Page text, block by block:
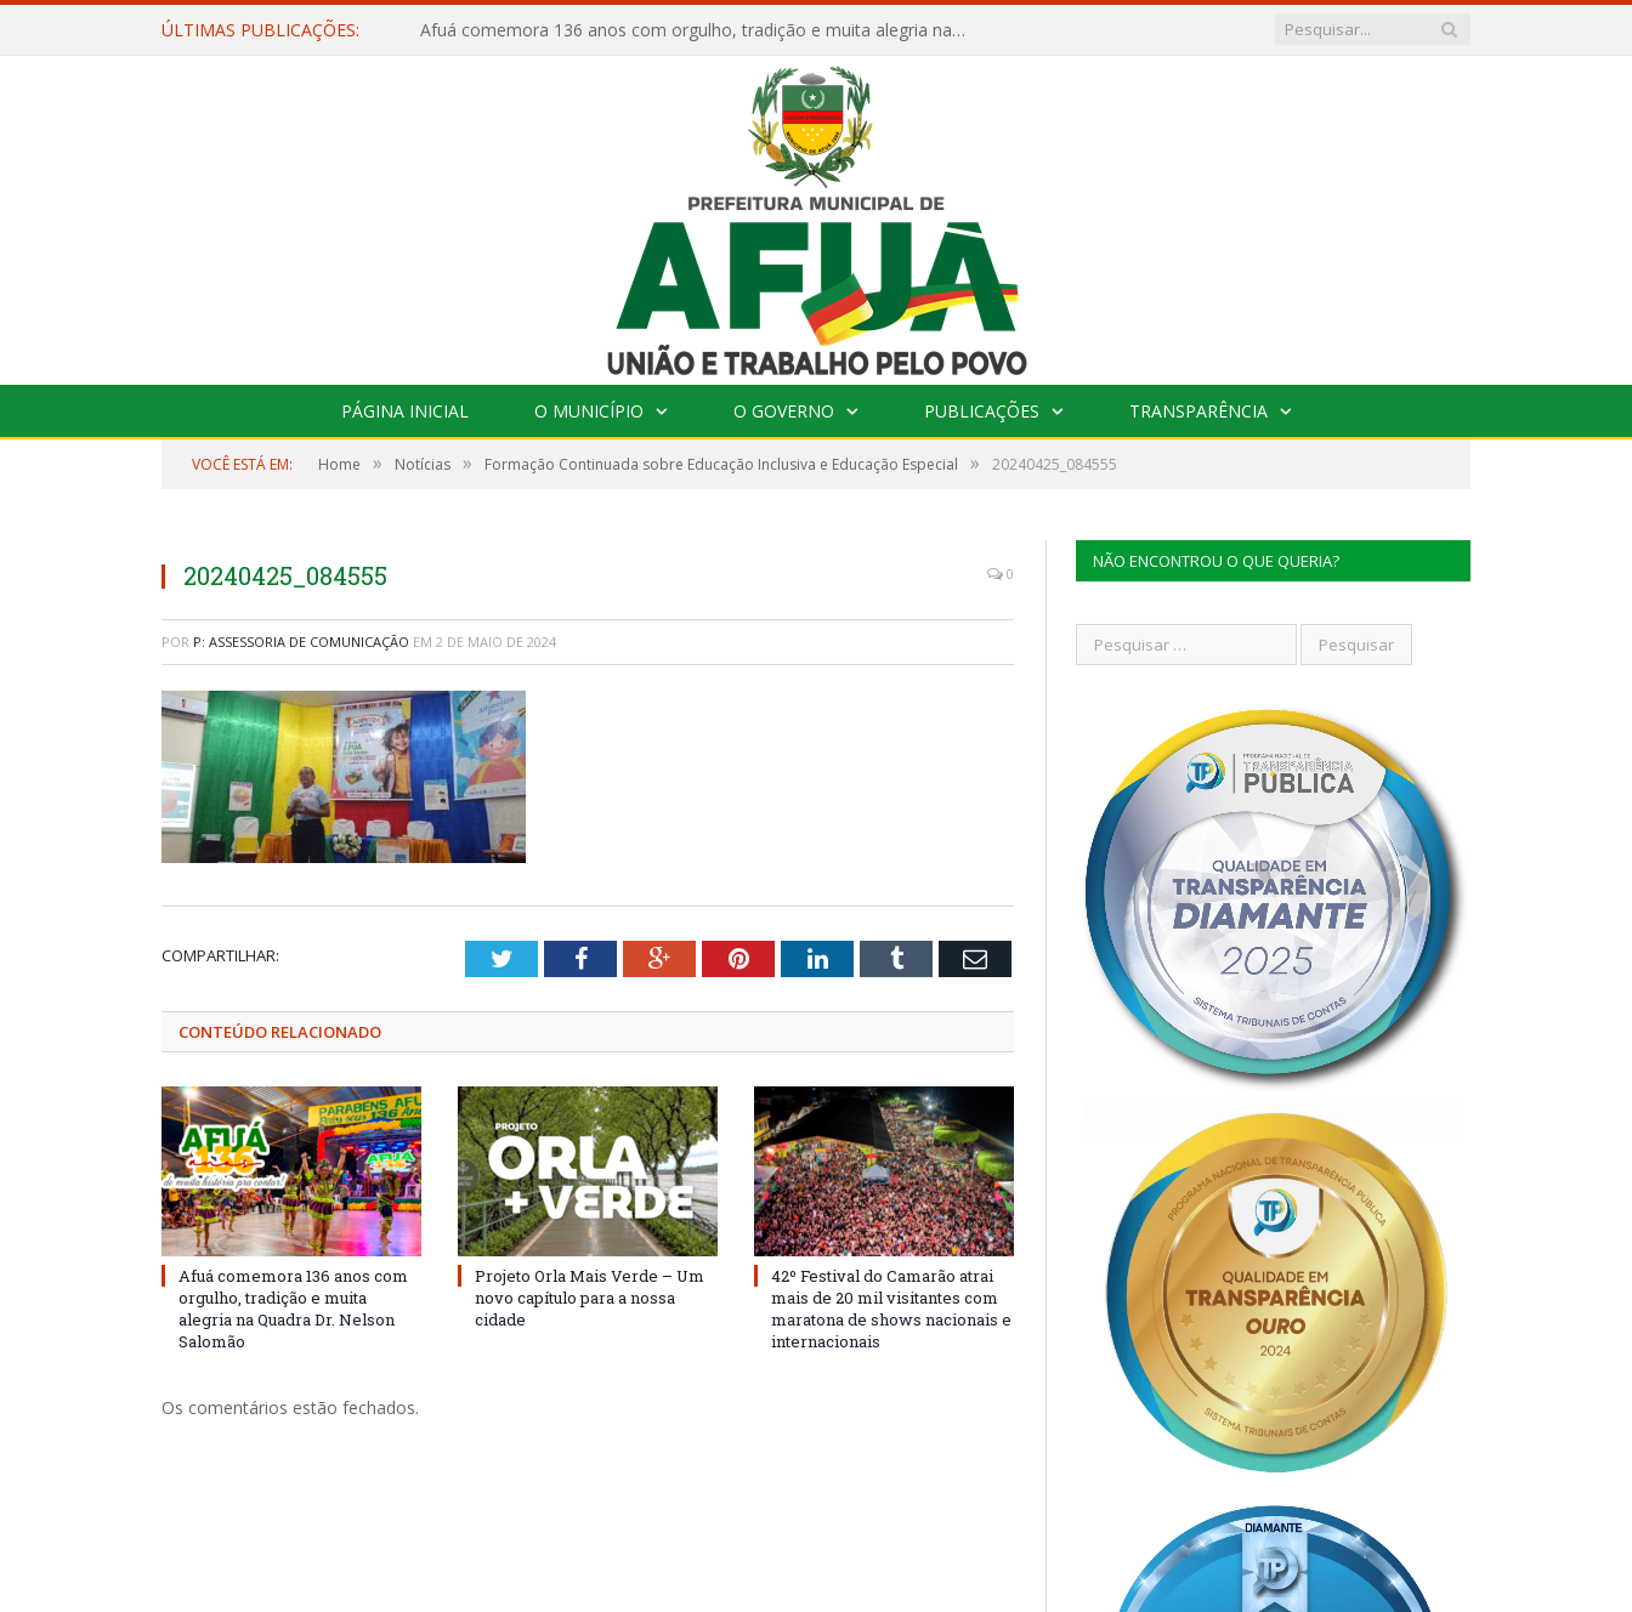
ÚLTIMAS PUBLICAÇÕES: Afuá comemora 136 anos com orgulho, tradição e muita alegria na Quadra Dr. Nelson Salomão
PÁGINA INICIAL O MUNICÍPIO O GOVERNO PUBLICAÇÕES TRANSPARÊNCIA
VOCÊ ESTÁ EM: Home » Notícias » Formação Continuada sobre Educação Inclusiva e Educação Especial » 20240425_084555
20240425_084555 0
POR P: ASSESSORIA DE COMUNICAÇÃO EM 2 DE MAIO DE 2024
COMPARTILHAR: TwitterFacebookGoogle+PinterestLinkedInTumblr Email
CONTEÚDO RELACIONADO
Afuá comemora 136 anos com
orgulho, tradição e muita
alegria na Quadra Dr. Nelson
Salomão
Projeto Orla Mais Verde – Um
novo capítulo para a nossa
cidade
42º Festival do Camarão atrai
mais de 20 mil visitantes com
maratona de shows nacionais e
internacionais
Os comentários estão fechados.
NÃO ENCONTROU O QUE QUERIA?